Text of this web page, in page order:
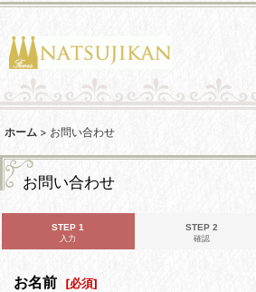
ホーム > お問い合わせ
お問い合わせ
STEP 1
入力
STEP 2
確認
お名前 [必須]